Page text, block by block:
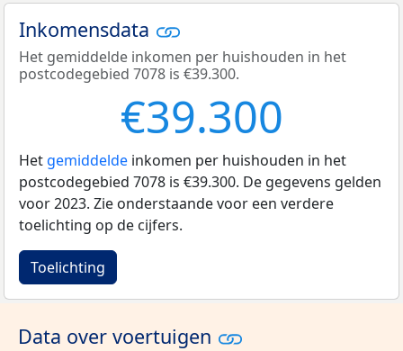
Inkomensdata
Het gemiddelde inkomen per huishouden in het
postcodegebied 7078 is €39.300.
€39.300
Het gemiddelde inkomen per huishouden in het
postcodegebied 7078 is €39.300. De gegevens gelden
voor 2023. Zie onderstaande voor een verdere
toelichting op de cijfers.
Toelichting
Data over voertuigen